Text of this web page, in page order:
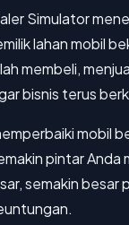
Simulator
lahan mobil
membeli,
bisnis terus
mobil
pintar Anda
semakin besar